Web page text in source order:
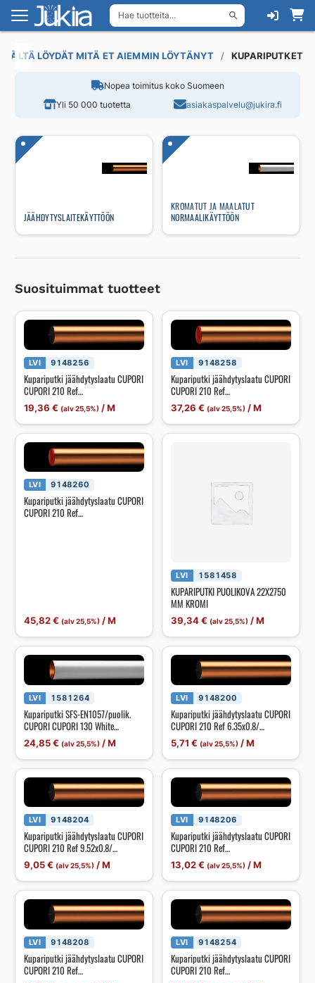
Hae tuotteita...
Siirry
navigointiin
Siirry
sisältöön
LÖYDÄT MITÄ ET AIEMMIN LÖYTÄNYT KUPARIPUTKET
Nopea toimitus koko Suomeen
Yli 50 000 tuotetta
asiakaspalvelu@jukira.fi
JÄÄHDYTYSLAITEKÄYTTÖÖN
KROMATUT JA MAALATUT
NORMAALIKÄYTTÖÖN
Suosituimmat tuotteet
LVI 9148256
Kupariputki jäähdytyslaatu CUPORI
CUPORI 210 Ref
18.0x1.0/16.0x5.0m
19,36 € (alv 25,5%)/ M
LVI 9148258
Kupariputki jäähdytyslaatu CUPORI
CUPORI 210 Ref
22.0x1.0/20.0x5.0m
37,26 € (alv 25,5%) / M
LVI 9148260
Kupariputki jäähdytyslaatu CUPORI
CUPORI 210 Ref
45,82 € (alv 25,5%)/ M
LVI 1581458
KUPARIPUTKI PUOLIKOVA 22X2750
MM KROMI
39,34 € (alv 25,5%) / M
LVI 1581264
Kupariputki SFS-EN1057/puolik.
CUPORI CUPORI 130 White
15.0x13.0/3m (R250) maalattu
24,85 € (alv 25,5%)/ M
LVI 9148200
Kupariputki jäähdytyslaatu CUPORI
CUPORI 210 Ref 6.35x0.8/
4.75x15m
5,71 € (alv 25,5%) / M
LVI 9148204
Kupariputki jäähdytyslaatu CUPORI
CUPORI 210 Ref 9.52x0.8/
7.92x15m
9,05 € (alv 25,5%)/ M
LVI 9148206
Kupariputki jäähdytyslaatu CUPORI
CUPORI 210 Ref
12.70x0.8/11.10x15m
13,02 € (alv 25,5%) / M
LVI 9148208
Kupariputki jäähdytyslaatu CUPORI
CUPORI 210 Ref
LVI 9148254
Kupariputki jäähdytyslaatu CUPORI
CUPORI 210 Ref